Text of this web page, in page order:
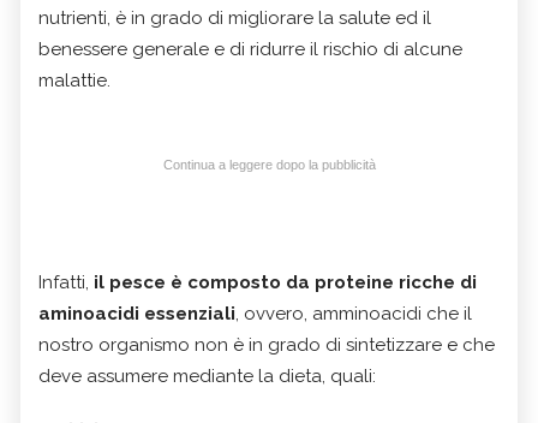
nutrienti, è in grado di migliorare la salute ed il
benessere generale e di ridurre il rischio di alcune
malattie.
Continua a leggere dopo la pubblicità
Infatti, il pesce è composto da proteine ​​ricche di
aminoacidi essenziali, ovvero, amminoacidi che il
nostro organismo non è in grado di sintetizzare e che
deve assumere mediante la dieta, quali: